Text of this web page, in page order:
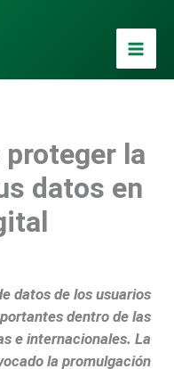
la
datos en
datos de los usuarios
dentro de las
e internacionales. La
la promulgación